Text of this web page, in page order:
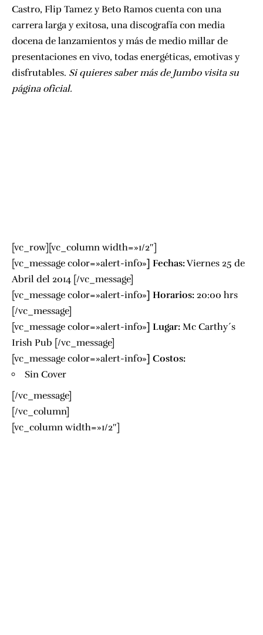
Castro, Flip Tamez y Beto Ramos cuenta con una
carrera larga y exitosa, una discografía con media
docena de lanzamientos y más de medio millar de
presentaciones en vivo, todas energéticas, emotivas y
disfrutables. Si quieres saber más de Jumbo visita su
página oficial.
[vc_row][vc_column width=»1/2″]
[vc_message color=»alert-info»] Fechas:Viernes 25 de
Abril del 2014 [/vc_message]
[vc_message color=»alert-info»] Horarios: 20:00 hrs
[/vc_message]
[vc_message color=»alert-info»] Lugar: Mc Carthy´s
Irish Pub [/vc_message]
[vc_message color=»alert-info»] Costos:
Sin Cover
[/vc_message]
[/vc_column]
[vc_column width=»1/2″]